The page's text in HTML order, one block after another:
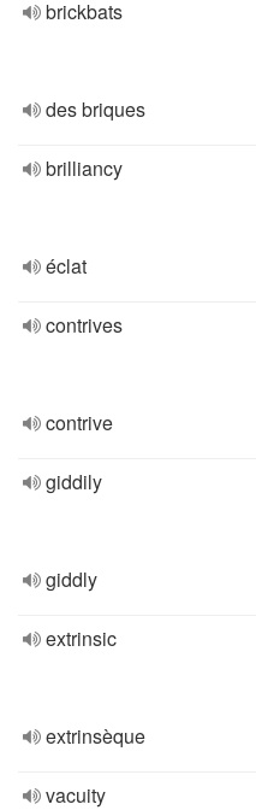
brickbats
des briques
brilliancy
éclat
contrives
contrive
giddily
giddly
extrinsic
extrinsèque
vacuity